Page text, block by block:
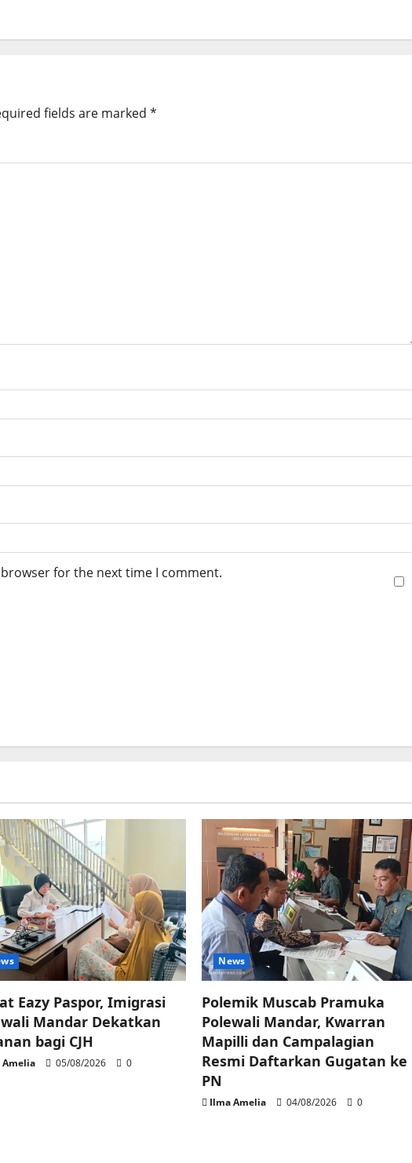
fields are marked *
for the next time I comment.
Eazy Paspor, Imigrasi
Mandar Dekatkan
bagi CJH
Amelia 05/08/2026 0
News
Polemik Muscab Pramuka
Polewali Mandar, Kwarran
Mapilli dan Campalagian
Resmi Daftarkan Gugatan ke
PN
Ilma Amelia 04/08/2026 0